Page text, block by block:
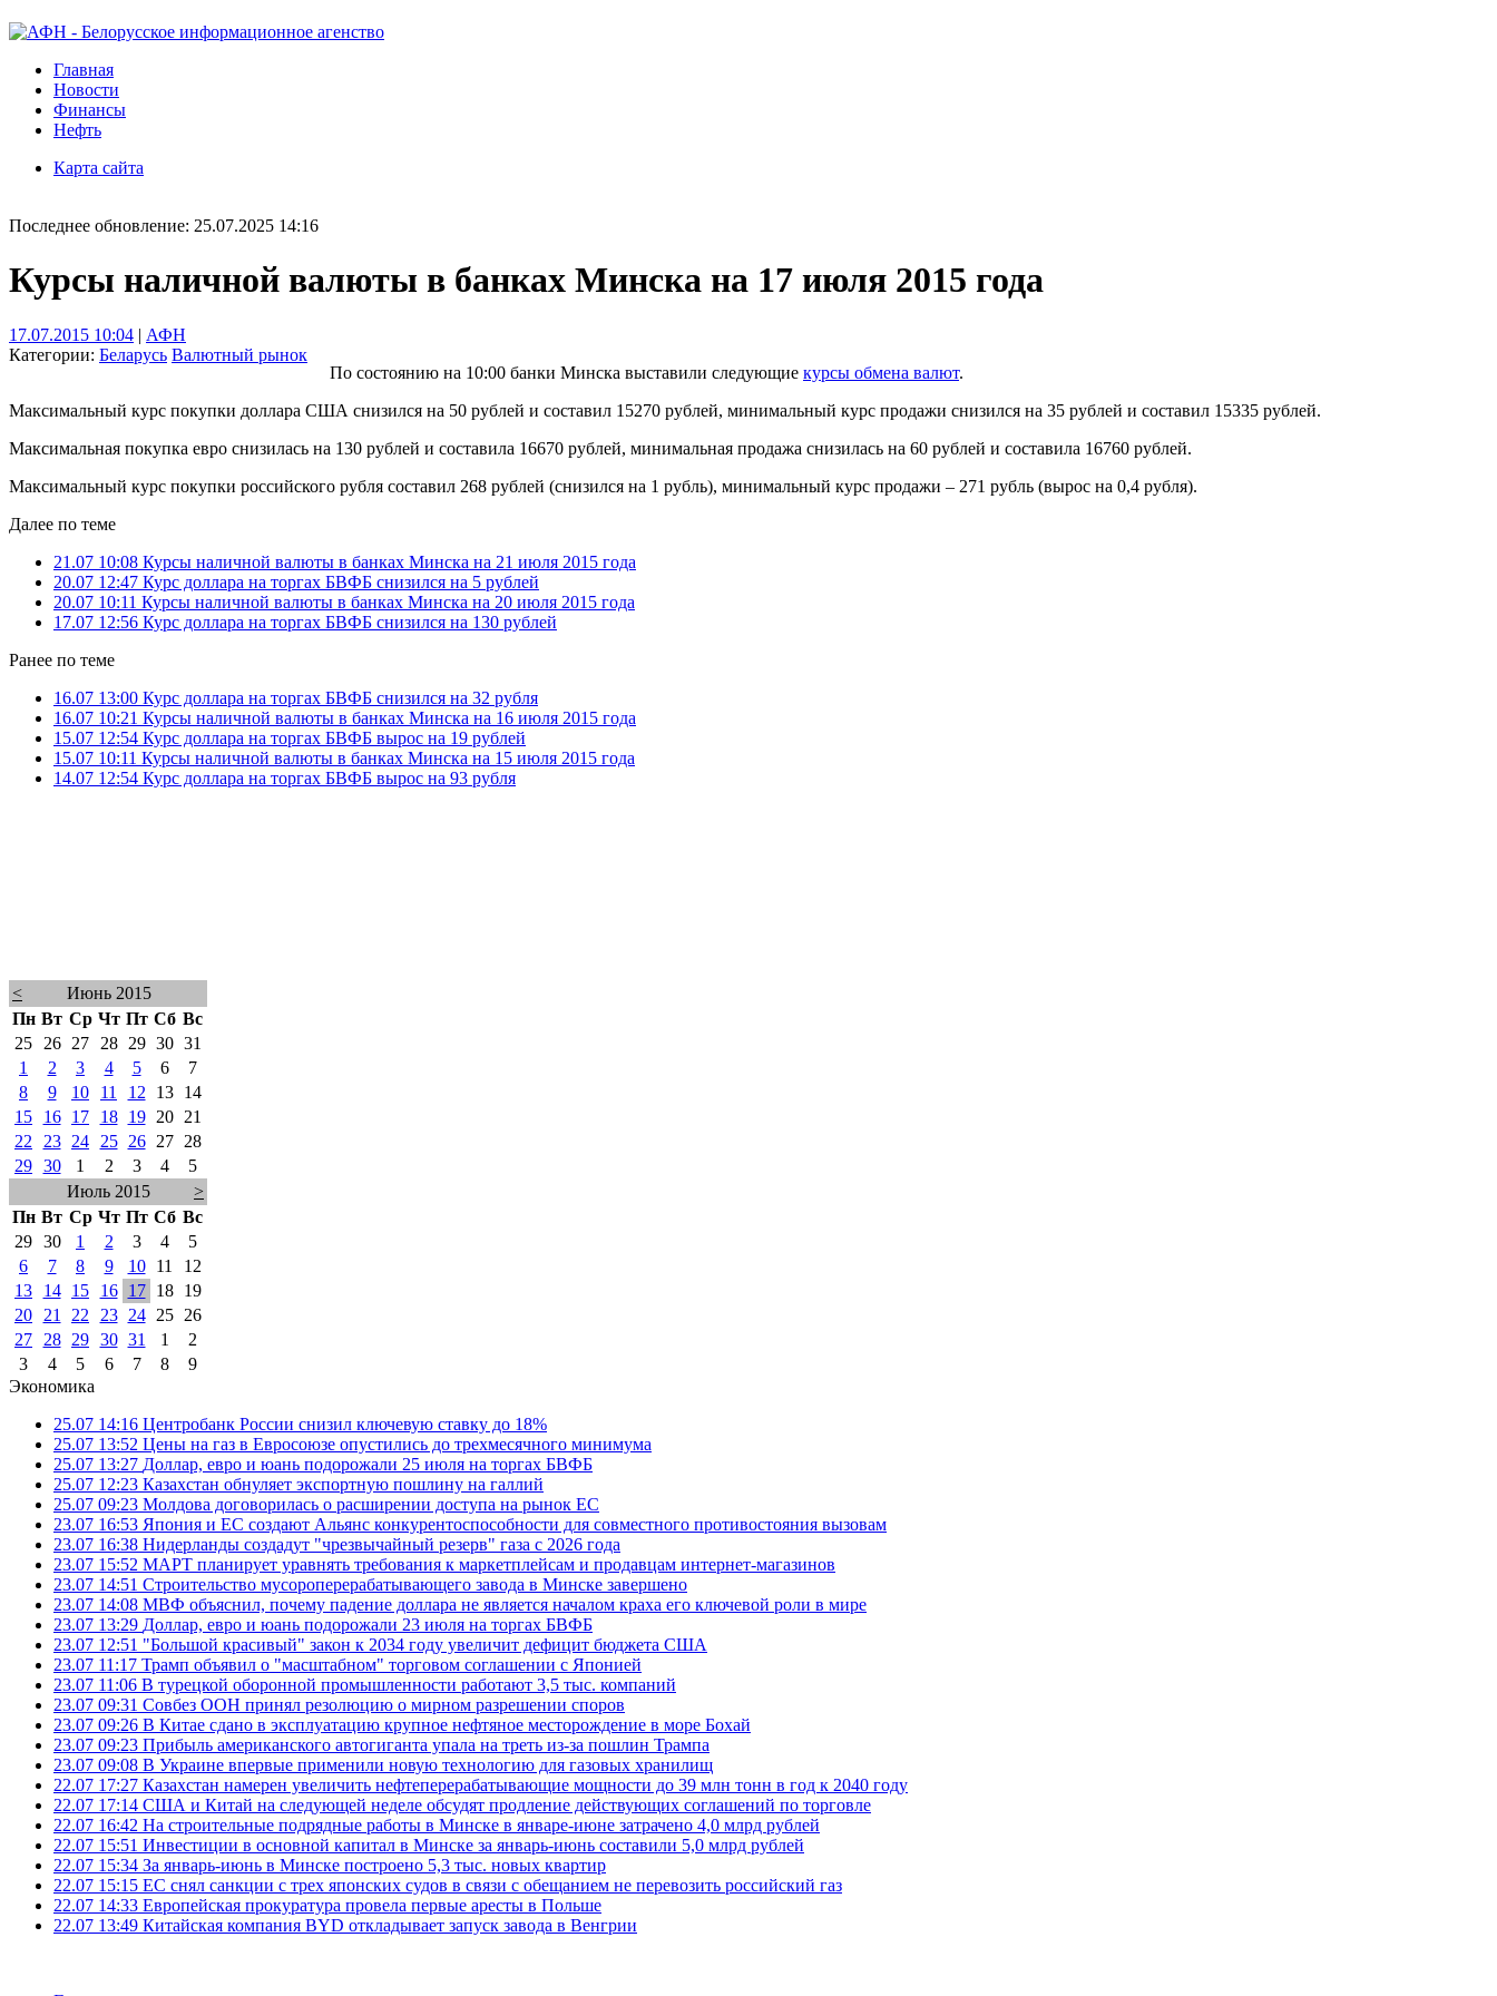
Главная
Новости
Финансы
Нефть
Карта сайта
Последнее обновление: 25.07.2025 14:16
Курсы наличной валюты в банках Минска на 17 июля 2015 года
17.07.2015 10:04 | АФН
Категории: Беларусь Валютный рынок
По состоянию на 10:00 банки Минска выставили следующие курсы обмена валют.
Максимальный курс покупки доллара США снизился на 50 рублей и составил 15270 рублей, минимальный курс продажи снизился на 35 рублей и составил 15335 рублей.
Максимальная покупка евро снизилась на 130 рублей и составила 16670 рублей, минимальная продажа снизилась на 60 рублей и составила 16760 рублей.
Максимальный курс покупки российского рубля составил 268 рублей (снизился на 1 рубль), минимальный курс продажи – 271 рубль (вырос на 0,4 рубля).
Далее по теме
21.07 10:08 Курсы наличной валюты в банках Минска на 21 июля 2015 года
20.07 12:47 Курс доллара на торгах БВФБ снизился на 5 рублей
20.07 10:11 Курсы наличной валюты в банках Минска на 20 июля 2015 года
17.07 12:56 Курс доллара на торгах БВФБ снизился на 130 рублей
Ранее по теме
16.07 13:00 Курс доллара на торгах БВФБ снизился на 32 рубля
16.07 10:21 Курсы наличной валюты в банках Минска на 16 июля 2015 года
15.07 12:54 Курс доллара на торгах БВФБ вырос на 19 рублей
15.07 10:11 Курсы наличной валюты в банках Минска на 15 июля 2015 года
14.07 12:54 Курс доллара на торгах БВФБ вырос на 93 рубля
<
Июнь 2015
Пн Вт Ср Чт Пт Сб Вс
25
26 27 28 29 30 31
1
2 3 4 5 6
7
8
9 10 11 12 13
14
15
16 17 18 19 20
21
22
23 24 25 26 27
28
29 30 1 2 3 4
5
Июль 2015
>
Пн Вт Ср Чт Пт Сб Вс
29 30 1 2 3 4
5
6
7 8 9 10 11
12
13
14 15 16 17 18
19
20
21 22 23 24 25
26
27
28 29 30 31 1
2
3
4 5 6 7 8
9
Экономика
25.07 14:16 Центробанк России снизил ключевую ставку до 18%
25.07 13:52 Цены на газ в Евросоюзе опустились до трехмесячного минимума
25.07 13:27 Доллар, евро и юань подорожали 25 июля на торгах БВФБ
25.07 12:23 Казахстан обнуляет экспортную пошлину на галлий
25.07 09:23 Молдова договорилась о расширении доступа на рынок ЕС
23.07 16:53 Япония и ЕС создают Альянс конкурентоспособности для совместного противостояния вызовам
23.07 16:38 Нидерланды создадут "чрезвычайный резерв" газа с 2026 года
23.07 15:52 МАРТ планирует уравнять требования к маркетплейсам и продавцам интернет-магазинов
23.07 14:51 Строительство мусороперерабатывающего завода в Минске завершено
23.07 14:08 МВФ объяснил, почему падение доллара не является началом краха его ключевой роли в мире
23.07 13:29 Доллар, евро и юань подорожали 23 июля на торгах БВФБ
23.07 12:51 "Большой красивый" закон к 2034 году увеличит дефицит бюджета США
23.07 11:17 Трамп объявил о "масштабном" торговом соглашении с Японией
23.07 11:06 В турецкой оборонной промышленности работают 3,5 тыс. компаний
23.07 09:31 Совбез ООН принял резолюцию о мирном разрешении споров
23.07 09:26 В Китае сдано в эксплуатацию крупное нефтяное месторождение в море Бохай
23.07 09:23 Прибыль американского автогиганта упала на треть из-за пошлин Трампа
23.07 09:08 В Украине впервые применили новую технологию для газовых хранилищ
22.07 17:27 Казахстан намерен увеличить нефтеперерабатывающие мощности до 39 млн тонн в год к 2040 году
22.07 17:14 США и Китай на следующей неделе обсудят продление действующих соглашений по торговле
22.07 16:42 На строительные подрядные работы в Минске в январе-июне затрачено 4,0 млрд рублей
22.07 15:51 Инвестиции в основной капитал в Минске за январь-июнь составили 5,0 млрд рублей
22.07 15:34 За январь-июнь в Минске построено 5,3 тыс. новых квартир
22.07 15:15 ЕС снял санкции с трех японских судов в связи с обещанием не перевозить российский газ
22.07 14:33 Европейская прокуратура провела первые аресты в Польше
22.07 13:49 Китайская компания BYD откладывает запуск завода в Венгрии